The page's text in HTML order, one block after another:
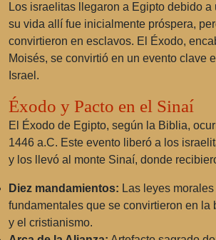
Los israelitas llegaron a Egipto debido a
su vida allí fue inicialmente próspera,
convirtieron en esclavos. El Éxodo,
Moisés, se convirtió en un evento clave
Israel.
Éxodo y Pacto en el Sinaí
El Éxodo de Egipto, según la Biblia,
1446 a.C. Este evento liberó a los
y los llevó al monte Sinaí, donde
Diez mandamientos: Las leyes
fundamentales que se convirtieron en la
y el cristianismo.